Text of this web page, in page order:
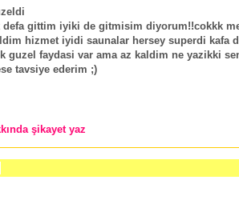
defa gittim iyiki de gitmisim diyorum!!cokkk
hizmet iyidi saunalar hersey superdi kafa
guzel faydasi var ama az kaldim ne yazikki
tavsiye ederim ;)
şikayet yaz